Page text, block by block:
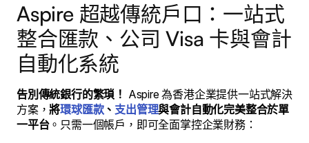
Aspire 超越傳統戶口：一站式
整合匯款、公司 Visa 卡與會計
自動化系統
告別傳統銀行的繁瑣！ Aspire 為香港企業提供一站式解決
方案，將環球匯款、 支出管理與會計自動化完美整合於單
一平台。只需一個帳戶，即可全面掌控企業財務：